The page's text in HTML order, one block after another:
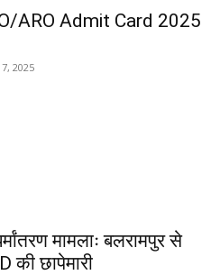
ARO Admit Card 2025
2025
मामलाः बलरामपुर से
की छापेमारी